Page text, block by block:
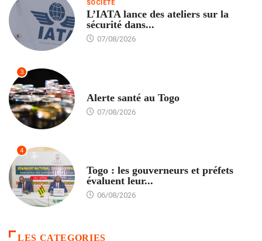
SOCIÉTÉ
L’IATA lance des ateliers sur la
sécurité dans...
07/08/2026
3
Alerte santé au Togo
07/08/2026
4
Togo : les gouverneurs et préfets
évaluent leur...
06/08/2026
LES CATEGORIES